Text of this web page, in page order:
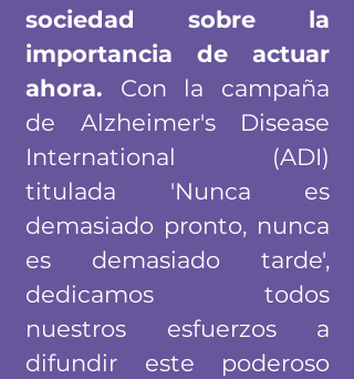
sociedad sobre la
importancia de actuar
ahora. Con la campaña
de Alzheimer's Disease
International (ADI)
titulada 'Nunca es
demasiado pronto, nunca
es demasiado tarde',
dedicamos todos
nuestros esfuerzos a
difundir este poderoso